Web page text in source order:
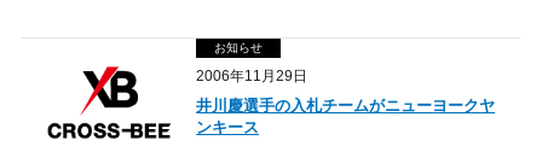
お知らせ
2006年11月29日
井川慶選手の入札チームがニューヨークヤ
ンキース